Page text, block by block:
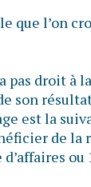
que l’on
pas droit à
son
est la
de la
ou